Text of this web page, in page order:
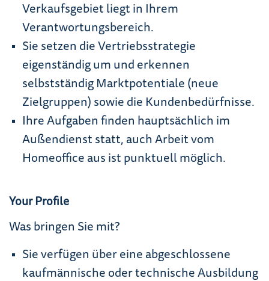
Verkaufsgebiet liegt in Ihrem
Verantwortungsbereich.
Sie setzen die Vertriebsstrategie
eigenständig um und erkennen
selbstständig Marktpotentiale (neue
Zielgruppen) sowie die Kundenbedürfnisse.
Ihre Aufgaben finden hauptsächlich im
Außendienst statt, auch Arbeit vom
Homeoffice aus ist punktuell möglich.
Your Profile
Was bringen Sie mit?
Sie verfügen über eine abgeschlossene
kaufmännische oder technische Ausbildung